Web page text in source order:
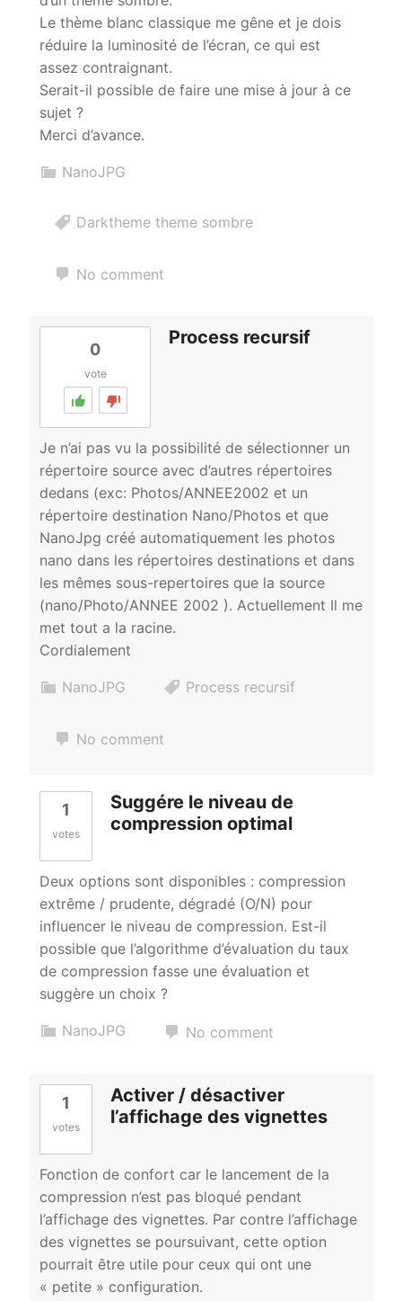
Le thème blanc classique me gêne et je dois
réduire la luminosité de l’écran, ce qui est
assez contraignant.
Serait-il possible de faire une mise à jour à ce
sujet ?
Merci d’avance.
NanoJPG
Darktheme theme sombre
No comment
0
vote
Process recursif
Je n’ai pas vu la possibilité de sélectionner un
répertoire source avec d’autres répertoires
dedans (exc: Photos/ANNEE2002 et un
répertoire destination Nano/Photos et que
NanoJpg créé automatiquement les photos
nano dans les répertoires destinations et dans
les mêmes sous-repertoires que la source
(nano/Photo/ANNEE 2002 ). Actuellement Il me
met tout a la racine.
Cordialement
NanoJPG Process recursif
No comment
1
votes
Suggére le niveau de
compression optimal
Deux options sont disponibles : compression
extrême / prudente, dégradé (O/N) pour
influencer le niveau de compression. Est-il
possible que l’algorithme d’évaluation du taux
de compression fasse une évaluation et
suggère un choix ?
NanoJPG No comment
1
votes
Activer / désactiver
l’affichage des vignettes
Fonction de confort car le lancement de la
compression n’est pas bloqué pendant
l’affichage des vignettes. Par contre l’affichage
des vignettes se poursuivant, cette option
pourrait être utile pour ceux qui ont une
« petite » configuration.